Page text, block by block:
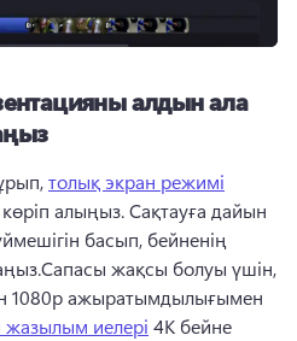
алдын ала
толық экран режимі
алыңыз. Сақтауға дайын
басып, бейненің
Сапасы жақсы болуы үшін,
1080p ажыратымдылығымен
иелері 4K бейне